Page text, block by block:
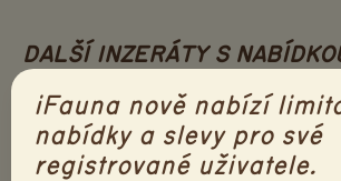
DALŠÍ INZERÁTY S
PRODÁM
Čivava s PP - štěně
iFauna nově nabízí
nabídky a slevy pro své
registrované uživatele.